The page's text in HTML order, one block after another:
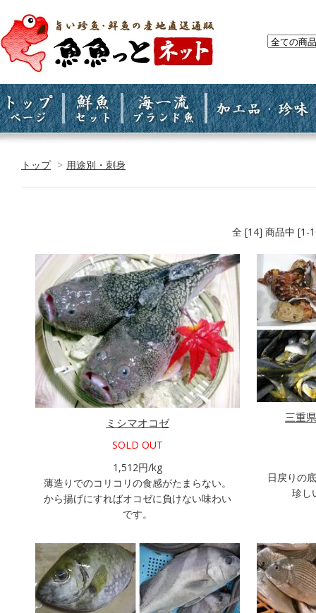
トップ > 用途別・刺身
全 [14] 商品中 [1-
ミシマオコゼ
SOLD OUT
1,512円/kg
薄造りでのコリコリの食感がたまらない。
から揚げにすればオコゼに負けない味わい
です。
三重
日戻りの
珍し